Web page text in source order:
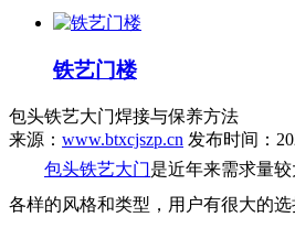
铁艺门楼
包头铁艺大门焊接与保养方法
来源： www.btxcjszp.cn 发布时间：
包头铁艺大门是近年来需求量
各样的风格和类型，用户有很大的